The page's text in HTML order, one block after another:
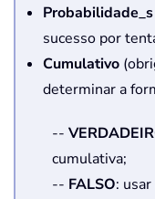
Probabilidade_s
sucesso por
Cumulativo
determinar a
--
cumulativa;
-- FALSO: